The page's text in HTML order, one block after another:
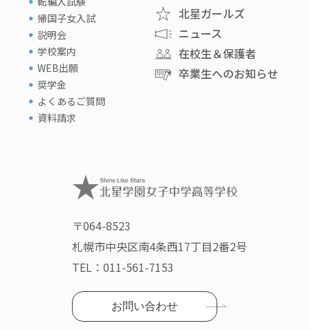
帰国子女入試
説明会
学校案内
WEB出願
奨学金
よくあるご質問
資料請求
北星ガールズ
ニュース
在校生＆保護者
卒業生へのお知らせ
〒064-8523
札幌市中央区南4条西17丁目2番2号
TEL： 011-561-7153
お問い合わせ